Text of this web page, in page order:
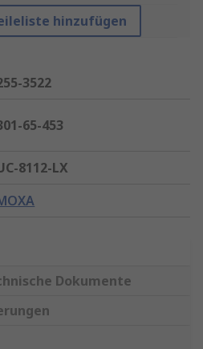
hinzufügen
3522
65-453
8112-LX
Dokumente